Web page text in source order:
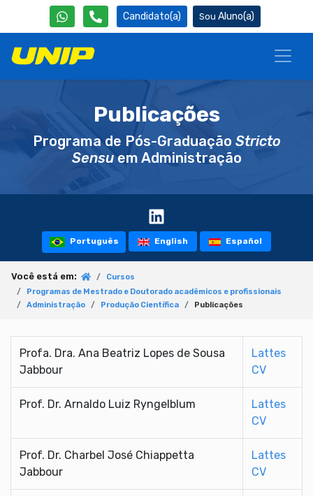
Candidato(a) Aluno(a)
Publicações
Programa de Pós-Graduação Stricto
Sensuem Administração
Português English Español
Você está em:
Cursos
Programas de Mestrado e Doutorado acadêmicos e profissionais
Administração
Produção Científica Publicações
Profa. Dra. Ana Beatriz Lopes de Sousa
Jabbour
Lattes
CV
Prof. Dr. Arnaldo Luiz Ryngelblum
Lattes
CV
Prof. Dr. Charbel José Chiappetta
Jabbour
Lattes
CV